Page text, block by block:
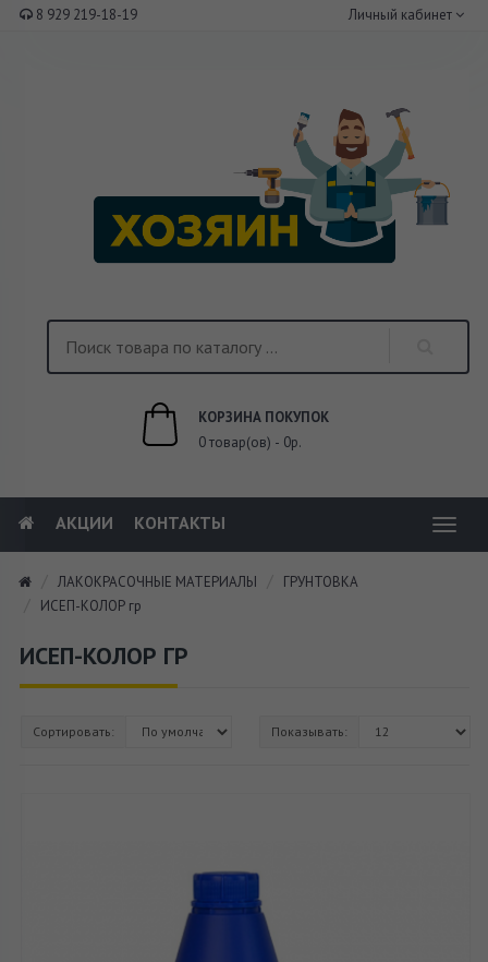
8 929 219-18-19 Личный кабинет
КОРЗИНА ПОКУПОК
0 товар(ов) - 0р.
АКЦИИ КОНТАКТЫ
ЛАКОКРАСОЧНЫЕ МАТЕРИАЛЫ
ГРУНТОВКА
ИСЕП-КОЛОР гр
ИСЕП-КОЛОР ГР
Сортировать: Показывать: